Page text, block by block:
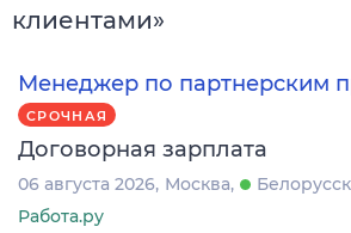
клиентами»
Менеджер по партнерским
СРОЧНАЯ
Договорная зарплата
06 августа 2026 Москва
Работа.ру